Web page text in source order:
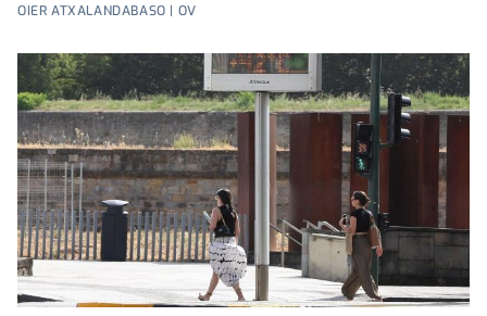
OIER ATXALANDABASO | OV